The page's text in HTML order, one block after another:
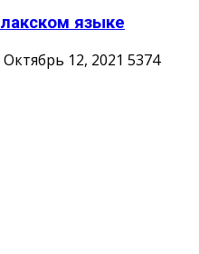
языке
Октябрь 12, 2021 5374